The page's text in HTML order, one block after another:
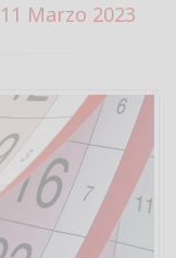
Marzo 2023